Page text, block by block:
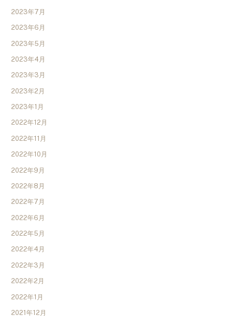
2023年7月
2023年6月
2023年5月
2023年4月
2023年3月
2023年2月
2023年1月
2022年12月
2022年11月
2022年10月
2022年9月
2022年8月
2022年7月
2022年6月
2022年5月
2022年4月
2022年3月
2022年2月
2022年1月
2021年12月